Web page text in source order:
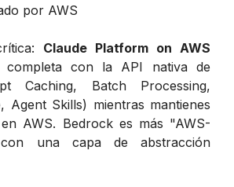
por AWS
Claude Platform on AWS
completa con la API nativa de
Caching, Batch Processing,
Agent Skills) mientras mantienes
AWS. Bedrock es más "AWS-
una capa de abstracción